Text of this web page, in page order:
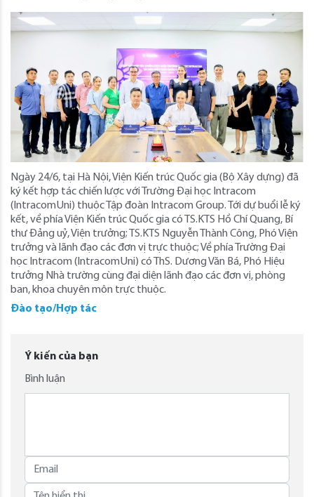
Ngày 24/6, tại Hà Nội, Viện Kiến trúc Quốc gia (Bộ Xây dựng) đã
ký kết hợp tác chiến lược với Trường Đại học Intracom
(IntracomUni) thuộc Tập đoàn Intracom Group. Tới dự buổi lễ ký
kết, về phía Viện Kiến trúc Quốc gia có TS.KTS Hồ Chí Quang, Bí
thư Đảng uỷ, Viện trưởng; TS.KTS Nguyễn Thành Công, Phó Viện
trưởng và lãnh đạo các đơn vị trực thuộc; Về phía Trường Đại
học Intracom (IntracomUni) có ThS. Dương Văn Bá, Phó Hiệu
trưởng Nhà trường cùng đại diện lãnh đạo các đơn vị, phòng
ban, khoa chuyên môn trực thuộc.
Đào tạo/Hợp tác
Ý kiến của bạn
Bình luận